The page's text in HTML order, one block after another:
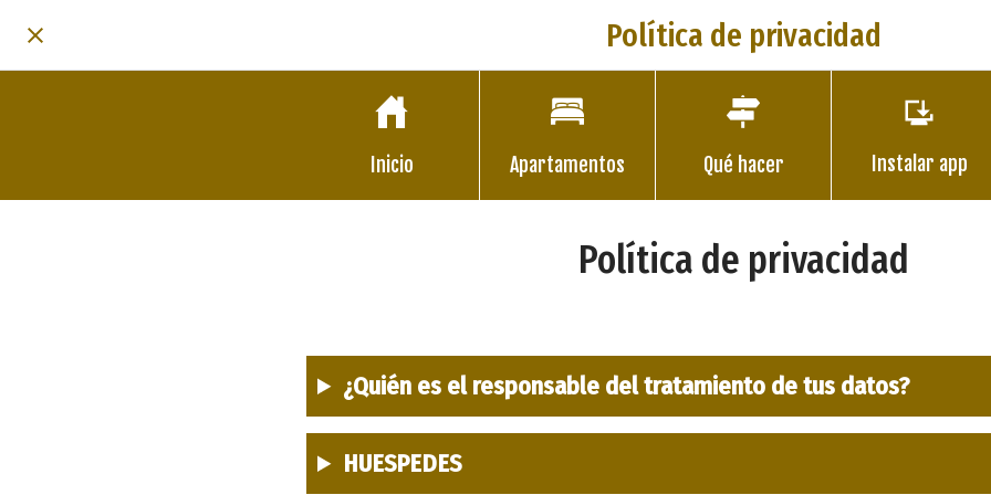
Política de privacidad
Inicio Apartamentos Qué hacer Instalar app
Política de privacidad
¿Quién es el responsable del tratamiento de tus datos?
HUESPEDES